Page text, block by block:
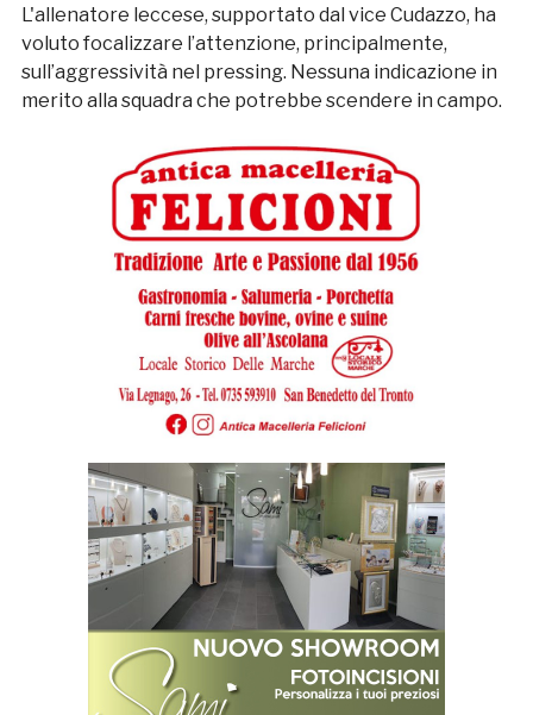
L'allenatore leccese, supportato dal vice Cudazzo, ha
voluto focalizzare l’attenzione, principalmente,
sull’aggressività nel pressing. Nessuna indicazione in
merito alla squadra che potrebbe scendere in campo.